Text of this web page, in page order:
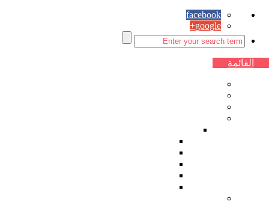
facebook
google+
القائمة